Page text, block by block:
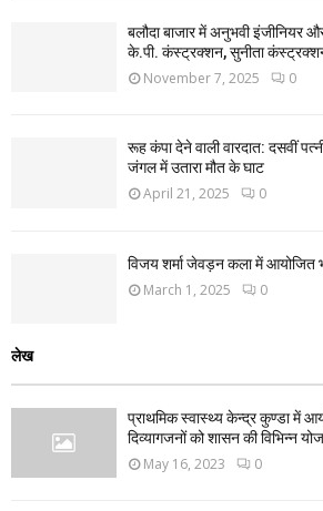
बलौदा बाजार में अनुभवी इंजीनियर
के.पी. कंस्ट्रक्शन, सुनीता
November 7, 2025 0
रूह कंपा देने वाली वारदात: दसवीं
जंगल में उतारा मौत के घाट
April 21, 2025 0
विजय शर्मा जेवड़न कला में आयोजित
March 1, 2025 0
लेख
प्राथमिक स्वास्थ्य केन्द्र कुण्डा में
दिव्यागजनों को शासन की विभिन्न
May 16, 2023 0